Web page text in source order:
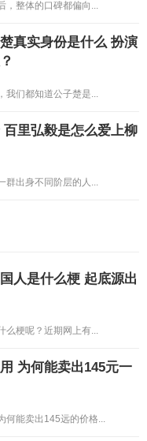
，整体的口碑都偏向...
真实身份是什么 扮演
我们都知道公子楚是...
里弘毅是怎么爱上柳
群出身不同阶层的人...
人是什么梗 起底源出
么梗呢？近期网上有...
为何能卖出145元一
何能卖出145远的价格...